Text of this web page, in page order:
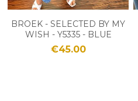
BROEK - SELECTED BY MY
WISH - Y5335 - BLUE
€45.00